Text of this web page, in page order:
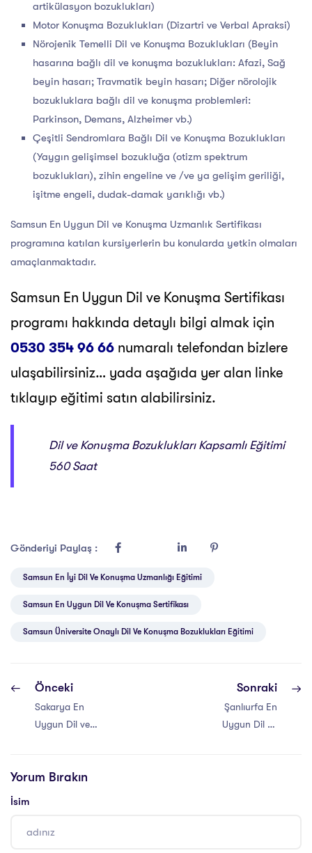
artikülasyon bozuklukları)
Motor Konuşma Bozuklukları (Dizartri ve Verbal Apraksi)
Nörojenik Temelli Dil ve Konuşma Bozuklukları (Beyin
hasarına bağlı dil ve konuşma bozuklukları: Afazi, Sağ
beyin hasarı; Travmatik beyin hasarı; Diğer nörolojik
bozukluklara bağlı dil ve konuşma problemleri:
Parkinson, Demans, Alzheimer vb.)
Çeşitli Sendromlara Bağlı Dil ve Konuşma Bozuklukları
(Yaygın gelişimsel bozukluğa (otizm spektrum
bozuklukları), zihin engeline ve /ve ya gelişim geriliği,
işitme engeli, dudak-damak yarıklığı vb.)
Samsun En Uygun Dil ve Konuşma Uzmanlık Sertifikası
programına katılan kursiyerlerin bu konularda yetkin olmaları
amaçlanmaktadır.
Samsun En Uygun Dil ve Konuşma Sertifikası
programı hakkında detaylı bilgi almak için
0530 354 96 66 numaralı telefondan bizlere
ulaşabilirsiniz… yada aşağıda yer alan linke
tıklayıp eğitimi satın alabilirsiniz.
Dil ve Konuşma Bozuklukları Kapsamlı Eğitimi
560 Saat
Gönderiyi Paylaş :
Samsun En İyi Dil Ve Konuşma Uzmanlığı Eğitimi
Samsun En Uygun Dil Ve Konuşma Sertifikası
Samsun Üniversite Onaylı Dil Ve Konuşma Bozuklukları Eğitimi
Önceki
Sakarya En
Uygun Dil ve
Sonraki
Şanlıurfa En
Uygun Dil ve
Yorum Bırakın
İsim